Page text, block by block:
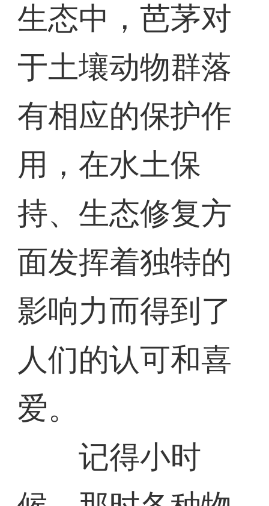
生态中，芭茅对
于土壤动物群落
有相应的保护作
用，在水土保
持、生态修复方
面发挥着独特的
影响力而得到了
人们的认可和喜
爱。
记得小时